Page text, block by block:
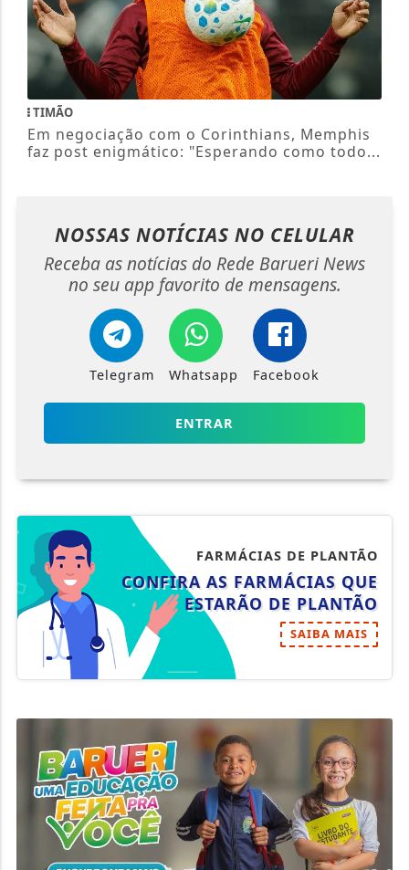
TIMÃO
Em negociação com o Corinthians, Memphis
faz post enigmático: "Esperando como todo...
NOSSAS NOTÍCIAS NO CELULAR
Receba as notícias do Rede Barueri News
no seu app favorito de mensagens.
Telegram Whatsapp Facebook
ENTRAR
FARMÁCIAS DE PLANTÃO
CONFIRA AS FARMÁCIAS QUE
ESTARÃO DE PLANTÃO
SAIBA MAIS